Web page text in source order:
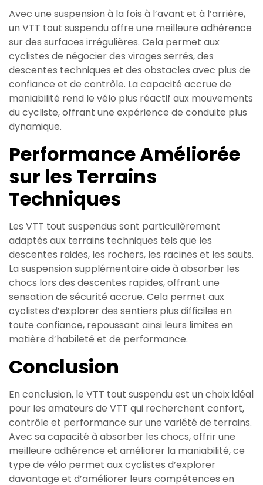
Avec une suspension à la fois à l’avant et à l’arrière,
un VTT tout suspendu offre une meilleure adhérence
sur des surfaces irrégulières. Cela permet aux
cyclistes de négocier des virages serrés, des
descentes techniques et des obstacles avec plus de
confiance et de contrôle. La capacité accrue de
maniabilité rend le vélo plus réactif aux mouvements
du cycliste, offrant une expérience de conduite plus
dynamique.
Performance Améliorée
sur les Terrains
Techniques
Les VTT tout suspendus sont particulièrement
adaptés aux terrains techniques tels que les
descentes raides, les rochers, les racines et les sauts.
La suspension supplémentaire aide à absorber les
chocs lors des descentes rapides, offrant une
sensation de sécurité accrue. Cela permet aux
cyclistes d’explorer des sentiers plus difficiles en
toute confiance, repoussant ainsi leurs limites en
matière d’habileté et de performance.
Conclusion
En conclusion, le VTT tout suspendu est un choix idéal
pour les amateurs de VTT qui recherchent confort,
contrôle et performance sur une variété de terrains.
Avec sa capacité à absorber les chocs, offrir une
meilleure adhérence et améliorer la maniabilité, ce
type de vélo permet aux cyclistes d’explorer
davantage et d’améliorer leurs compétences en